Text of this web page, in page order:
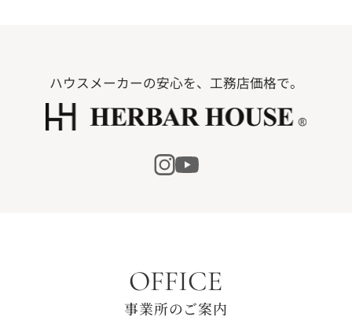
ハウスメーカーの安心を、工務店価格で。
OFFICE
事業所のご案内